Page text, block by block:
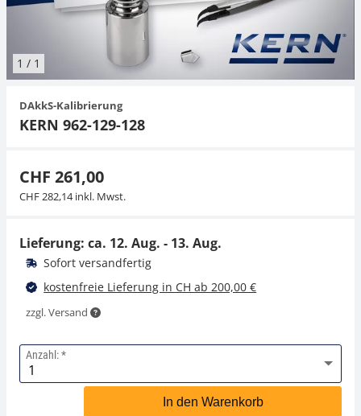
1 / 1
DAkkS-Kalibrierung
KERN 962-129-128
CHF 261,00
CHF 282,14 inkl. Mwst.
Lieferung: ca. 12. Aug. - 13. Aug.
Sofort versandfertig
kostenfreie Lieferung in CH ab 200,00 €
zzgl. Versand
Anzahl:
In den Warenkorb
Kranwaagen
Zubehör
Zug- und Druck-Kraftmesszellen
Zugvorrichtungen
Externe Beleuchtungseinheiten
Mikroskopkameras
Expertenanwendungen
Universelle Anwendungen
Farbmessung